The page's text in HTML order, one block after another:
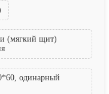
(мягкий щит)
одинарный